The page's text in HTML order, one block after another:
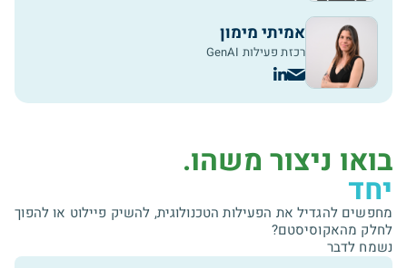
אמיתי מימון
רכזת פעילות GenAI
בואו ניצור משהו.
יחד
מחפשים להגדיל את הפעילות הטכנולוגית, להשיק פיילוט או להפוך
לחלק מהאקוסיסטם?
נשמח לדבר